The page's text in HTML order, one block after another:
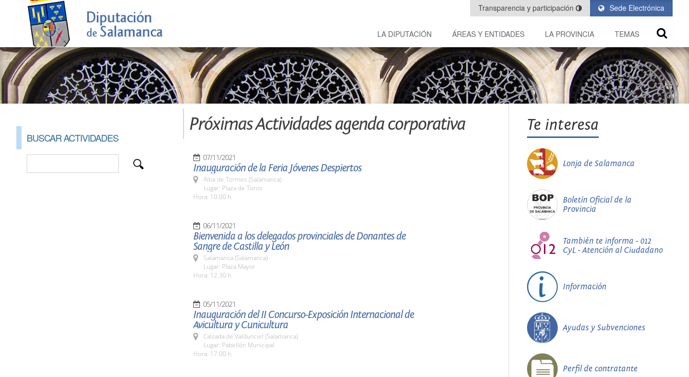
Sede Electrónica
Transparencia y participación
LA DIPUTACIÓN ÁREAS Y ENTIDADES LA PROVINCIA TEMAS
BUSCAR ACTIVIDADES
Próximas Actividades agenda corporativa
07/11/2021
Inauguración de la Feria Jóvenes Despiertos
Alba de Tormes (Salamanca)
Lugar: Plaza de Toros
Hora: 10:00 h.
06/11/2021
Bienvenida a los delegados provinciales de Donantes de
Sangre de Castilla y León
Salamanca (Salamanca)
Lugar: Plaza Mayor
Hora: 12.30 h.
05/11/2021
Inauguración del II Concurso-Exposición Internacional de
Avicultura y Cunicultura
Calzada de Valdunciel (Salamanca)
Lugar: Pabellón Municipal
Hora: 17:00 h.
Te interesa
Lonja de Salamanca
Boletín Oficial de la
Provincia
También te informa - 012
CyL - Atención al Ciudadano
Información
Ayudas y Subvenciones
Perfil de contratante